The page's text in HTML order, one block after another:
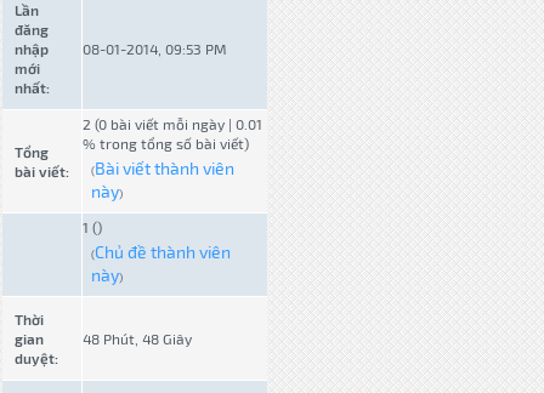
Lần
đăng
nhập
mới
nhất:
08-01-2014, 09:53 PM
Tổng
bài viết:
2 (0 bài viết mỗi ngày | 0.01
% trong tổng số bài viết)
(Bài viết thành viên
này)
1 ()
(Chủ đề thành viên
này)
Thời
gian
duyệt:
48 Phút, 48 Giây